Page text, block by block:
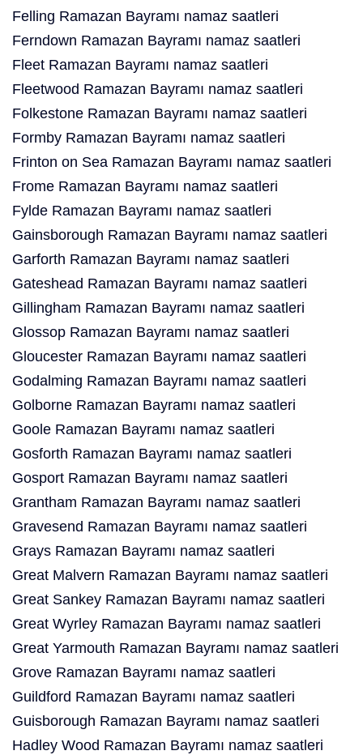
Felling Ramazan Bayramı namaz saatleri
Ferndown Ramazan Bayramı namaz saatleri
Fleet Ramazan Bayramı namaz saatleri
Fleetwood Ramazan Bayramı namaz saatleri
Folkestone Ramazan Bayramı namaz saatleri
Formby Ramazan Bayramı namaz saatleri
Frinton on Sea Ramazan Bayramı namaz saatleri
Frome Ramazan Bayramı namaz saatleri
Fylde Ramazan Bayramı namaz saatleri
Gainsborough Ramazan Bayramı namaz saatleri
Garforth Ramazan Bayramı namaz saatleri
Gateshead Ramazan Bayramı namaz saatleri
Gillingham Ramazan Bayramı namaz saatleri
Glossop Ramazan Bayramı namaz saatleri
Gloucester Ramazan Bayramı namaz saatleri
Godalming Ramazan Bayramı namaz saatleri
Golborne Ramazan Bayramı namaz saatleri
Goole Ramazan Bayramı namaz saatleri
Gosforth Ramazan Bayramı namaz saatleri
Gosport Ramazan Bayramı namaz saatleri
Grantham Ramazan Bayramı namaz saatleri
Gravesend Ramazan Bayramı namaz saatleri
Grays Ramazan Bayramı namaz saatleri
Great Malvern Ramazan Bayramı namaz saatleri
Great Sankey Ramazan Bayramı namaz saatleri
Great Wyrley Ramazan Bayramı namaz saatleri
Great Yarmouth Ramazan Bayramı namaz saatleri
Grove Ramazan Bayramı namaz saatleri
Guildford Ramazan Bayramı namaz saatleri
Guisborough Ramazan Bayramı namaz saatleri
Hadley Wood Ramazan Bayramı namaz saatleri